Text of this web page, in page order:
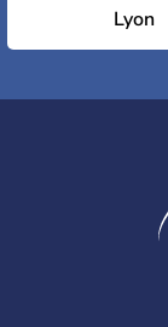
Lyon